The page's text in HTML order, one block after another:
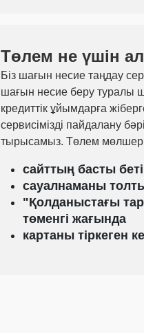
Төлем не үшін
Біз шағын несие таңдау
шағын несие беру туралы
кредиттік ұйымдарға
сервисімізді пайдалану
тырысамыз. Төлем
сайттың басты
сауалнаманы
"Қолданыстағы
төменгі жағында
картаны тіркеген